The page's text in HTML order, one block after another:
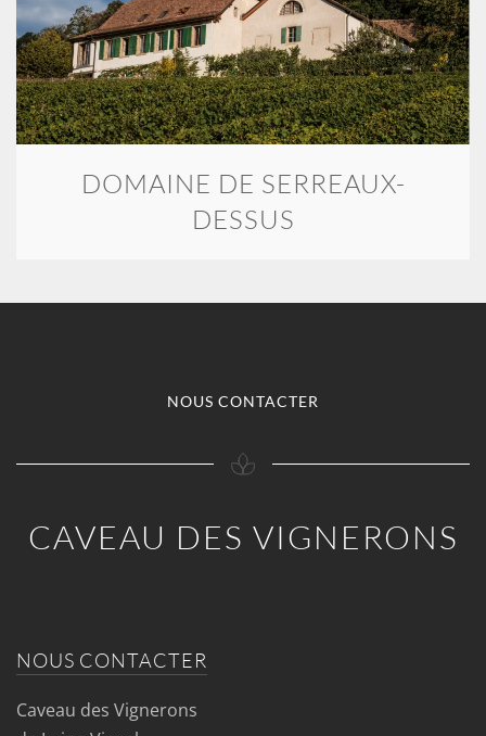
DOMAINE DE SERREAUX-
DESSUS
NOUS CONTACTER
CAVEAU DES VIGNERONS
NOUS CONTACTER
Caveau des Vignerons